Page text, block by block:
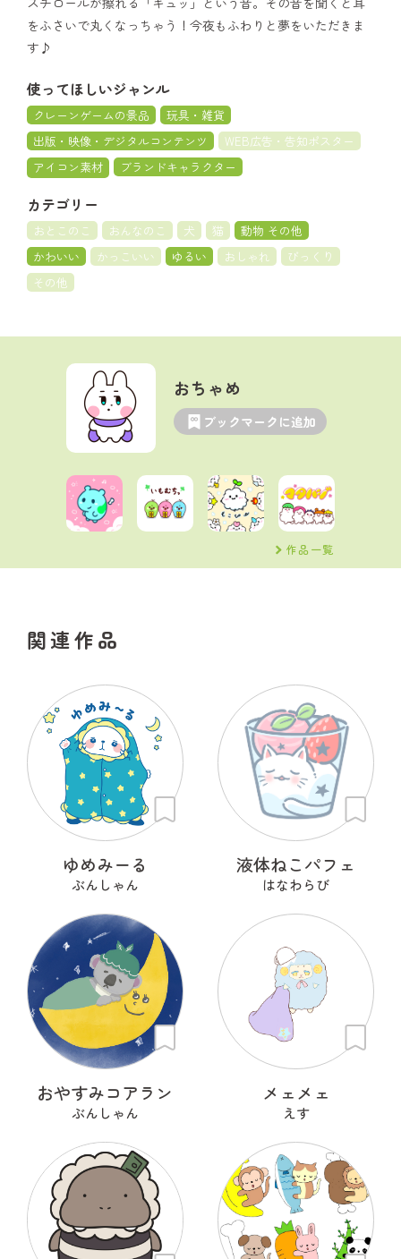
をふさいで丸くなっちゃう！今夜もふわりと夢をいただきま
す♪
使ってほしいジャンル
クレーンゲームの景品
玩具・雑貨
出版・映像・デジタルコンテンツ
WEB広告・告知ポスター
アイコン素材
ブランドキャラクター
カテゴリー
おとこのこ おんなのこ 犬 猫
動物 その他
かわいい
かっこいい ゆるい おしゃれ
びっくり
その他
おちゃめ
ブックマークに追加
作品一覧
関連作品
ゆめみーる
ぶんしゃん
液体ねこパフェ
はなわらび
おやすみコアラン
ぶんしゃん
メェメェ
えす